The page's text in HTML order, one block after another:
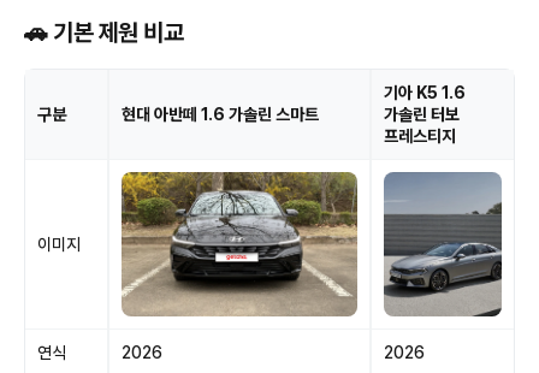
🚗 기본 제원 비교
구분 현대 아반떼 1.6 가솔린 스마트
기아 K5 1.6
가솔린 터보
프레스티지
이미지
연식 2026 2026